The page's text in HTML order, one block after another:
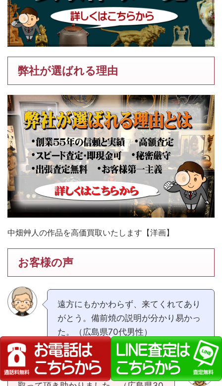
弊社が選ばれる理由
中畑艸人の作品を高価買取いたします【洋画】
お客様の声
遠方にもかかわらず、来てくれてあり
がとう。備前焼の説明が分かり易かっ
た。（広島県70代男性）
遠方まで来て頂き、売れない物も引き